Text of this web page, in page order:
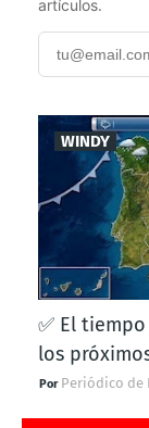
artículos.
WINDY
✅ El
los
Periódico de